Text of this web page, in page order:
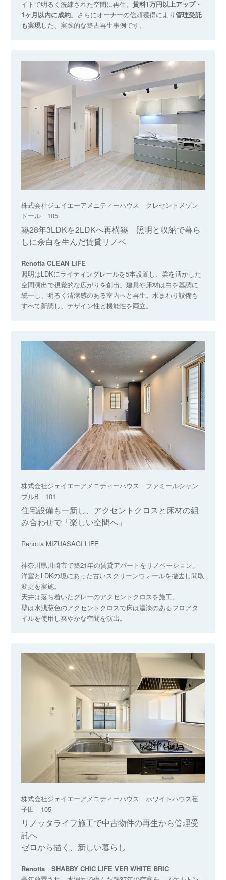
イトで明るく洗練された空間に再生。賃料1万円以上アップ・
1ヶ月以内に成約。さらにオーナーの信頼獲得により管理受託
も実現した、実践的な築古再生事例です。
株式会社ジェイエーアメニティーハウス クレセントメゾン
ドール 105
築28年3LDKを2LDKへ再構築 照明と収納で暮ら
しに余白を生んだ賃貸リノベ
Renotta CLEAN LIFE
照明はLDKにライティングレールを5本設置し、梁を活かした
空間演出で視覚的な広がりを創出。建具や床材は白を基調に
統一し、明るく清潔感のある室内へと再生。水まわり設備も
すべて新調し、デザイン性と機能性を両立。
株式会社ジェイエーアメニティーハウス ファミールシャン
ブルB 101
住宅設備も一新し、アクセントクロスと床材の組
み合わせで「楽しい空間へ」
Renotta MIZUASAGI LIFE
神奈川県川崎市で築21年の賃貸アパートをリノベーション。
洋室とLDKの境にあった古いスクリーンウォールを撤去し間取
変更を実施。
天井は落ち着いたグレーのアクセントクロスを施工。
壁は水浅葱色のアクセントクロスで床は濃淡のあるフロアタ
イルを使用し爽やかな空間を演出。
株式会社ジェイエーアメニティーハウス ホワイトハウス荏
子田 105
リノッタライフ施工で中古物件の再生から管理受
託へ
ゼロから描く、新しい暮らし
Renotta SHABBY CHIC LIFE VER WHITE BRIC